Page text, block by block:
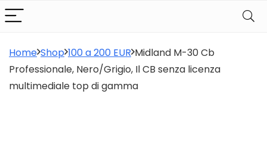
Home Shop 100 a 200 EUR Midland M-30 Cb
Professionale, Nero/Grigio, Il CB senza licenza
multimediale top di gamma